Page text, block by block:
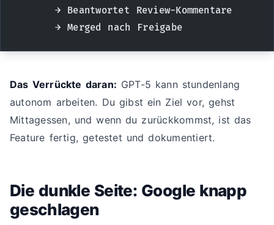
      → Beantwortet Review-Kommentare
      → Merged nach Freigabe
Das Verrückte daran: GPT-5 kann stundenlang
autonom arbeiten. Du gibst ein Ziel vor, gehst
Mittagessen, und wenn du zurückkommst, ist das
Feature fertig, getestet und dokumentiert.
Die dunkle Seite: Google knapp
geschlagen